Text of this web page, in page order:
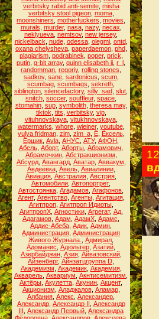
verbitsky rabid anti-semite, misha
verbitsky stool pigeon, moma,
moonshiners motherfuckers movies
murals murder, nasa, nazy, necax
neklyueva nemtsov, new jersey,
nickelback nude, odessa, olegmi, ontd,
oxana chelysheva, paperdaemon, phd,
plagiarism, podrabinek poper, prick
putin q-bit array, quinn elisabeth ii r_l
randomman regoriy, rolling stones
sadkov, sane, sardonicus scum,
scumbag scumbags sekreth
siblington silencefactory, silly_sad slut
snitch soccer, souffleur, space
stomahin, sup, symbolith, theresa may,
tiktok tits verbitsky, vip,
vituhnovskaya, vitukhnovskaya,
watermarks whore, wieiner, youtube,
yulya fridman, zim, zim_a, Ё, Ёксель,
Ёршик Аvla АНУС АТУ, АФОН
Абель Аборт, Аборты Абрамович
Абрамочкин, Абстракционизм
Абсурд, Авангард, Аватар, Аввакум
Авдеевка, Авель, Авиалинии,
Авиация Австралия Австрия
Автомобили Автопортрет,
Автостоянка Агадамов Агафонов
Агент, Агентство, Агенты, Агитация,
Агитпроп, Агитпроп Идиоты,
АгитпропХ, Агностики, Агрегат, Ад,
Адагамов Адам АдамХ Адамс
Аддис-Абеба Адик Админ
Администрация Администрация
Живого Журнала.
Адмирал
Адоманис Адюльтер Азатий
Азербайджан, Азия, Айвазовский,
Айзенберг, Айнзатцгруппа D
Академизм Академик, Академия,
Акварель Аквариум Акнтисемитизм
Актёры Акулетта Акунин Акцент,
Акционизм Аладжалов, Аламар,
Албания Алекс Александер
Александр, Александр II Александр
III Александр Первый Александра